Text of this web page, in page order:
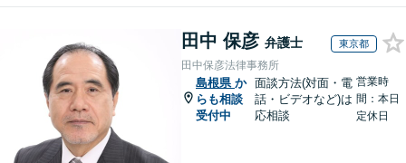
田中 保彦 弁護士 東京都
田中保彦法律事務所
島根県 か
らも相談
受付中
面談方法(対面・電
話・ビデオなど)は
応相談
営業時
間：本日
定休日